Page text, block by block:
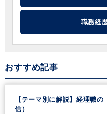
職務経
おすすめ記事
【テーマ別に解説】経理職
信）